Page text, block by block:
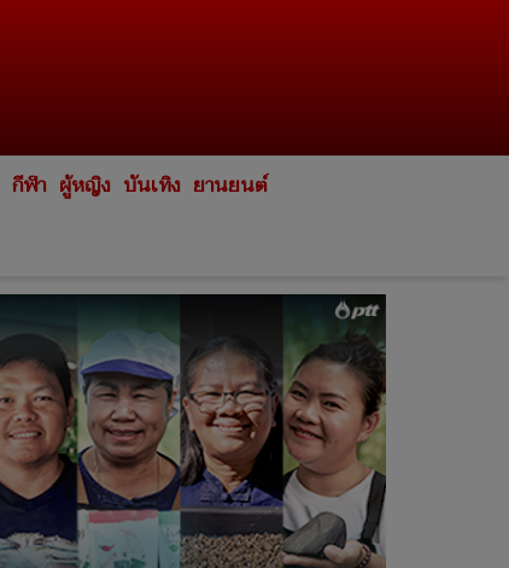
กีฬา ผู้หญิง บันเทิง ยานยนต์